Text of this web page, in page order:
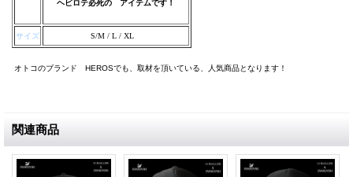
ヘビロテ必死の アイテムです！
サイズ S/M / L / XL
オトコのブランド HEROSでも、取材を頂いている、人気商品となります！
関連商品